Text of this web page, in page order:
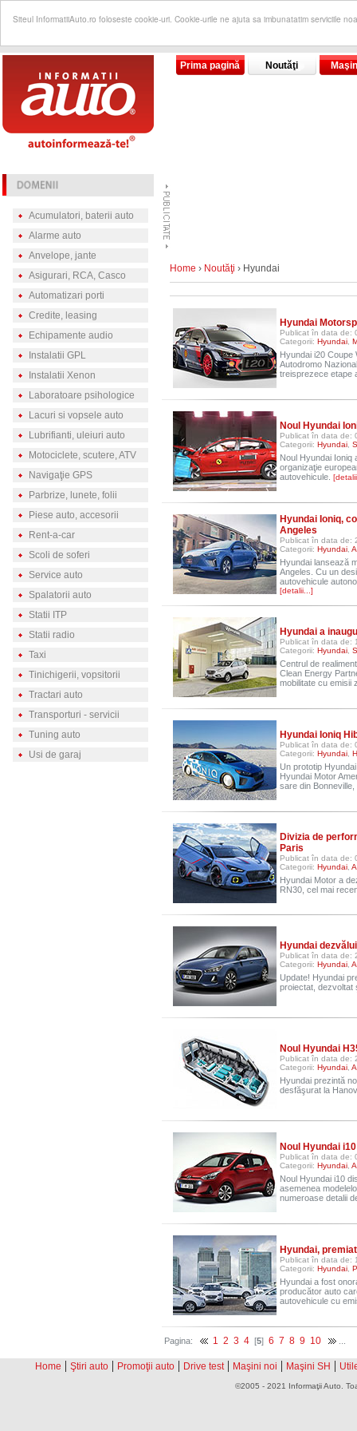
Siteul InformatiiAuto.ro foloseste cookie-uri. Cookie-urile ne ajuta sa imbunatatim serviciile
Prima pagină Noutăţi
Acumulatori, baterii auto
Alarme auto
Anvelope, jante
Asigurari, RCA, Casco
Automatizari porti
Credite, leasing
Echipamente audio
Instalatii GPL
Instalatii Xenon
Laboratoare psihologice
Lacuri si vopsele auto
Lubrifianti, uleiuri auto
Motociclete, scutere, ATV
Navigaţie GPS
Parbrize, lunete, folii
Piese auto, accesorii
Rent-a-car
Scoli de soferi
Service auto
Spalatorii auto
Statii ITP
Statii radio
Taxi
Tinichigerii, vopsitorii
Tractari auto
Transporturi - servicii
Tuning auto
Usi de garaj
Home › Noutăţi › Hyundai
Hyundai
Publicat în data de:
Categorii: Hyundai
Hyundai i20 Coupe
Autodromo
treisprezece etape
Noul Hyundai
Publicat în data de:
Categorii: Hyundai
Noul Hyundai Ioniq
organizaţie
autovehicule.
Hyundai Ioniq,
Angeles
Publicat în data de:
Categorii: Hyundai
Hyundai lansează
Angeles. Cu un
autovehicule
[detalii...]
Hyundai a
Publicat în data de:
Categorii: Hyundai
Centrul de
Clean Energy
mobilitate cu emisii
Hyundai Ioniq
Publicat în data de:
Categorii: Hyundai
Un prototip
Hyundai Motor
sare din
Divizia de
Paris
Publicat în data de:
Categorii: Hyundai
Hyundai Motor a
RN30, cel mai
Hyundai
Publicat în data de:
Categorii: Hyundai
Update! Hyundai
proiectat, dezvoltat
Noul Hyundai
Publicat în data de:
Categorii: Hyundai
Hyundai prezintă
desfăşurat la
Noul Hyundai
Publicat în data de:
Categorii: Hyundai
Noul Hyundai i10
asemenea
numeroase detalii
Hyundai,
Publicat în data de:
Categorii: Hyundai
Hyundai a fost
producător auto
autovehicule cu
Pagina: 1 2 3 4 [5] 6 7 8 9 10
Home | Ştiri auto | Promoţii auto | Drive test | Maşini noi | Maşini SH |
©2005 - 2021 Informaţii Auto.